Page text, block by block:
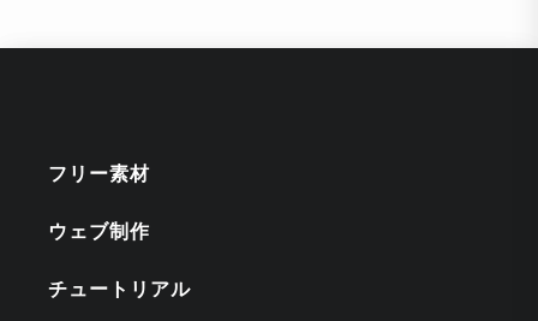
フリー素材
ウェブ制作
チュートリアル